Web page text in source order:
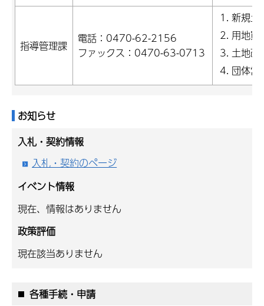
指導管理課
電話：0470-62-2156
ファックス：0470-63-0713
新規土
用地買
土地改
団体営
お知らせ
入札・契約情報
入札・契約のページ
イベント情報
現在、情報はありません
政策評価
現在該当ありません
各種手続・申請